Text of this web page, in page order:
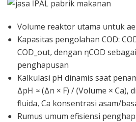
Volume reaktor utama untuk
Kapasitas pengolahan COD:
COD_out, dengan ηCOD
penghapusan
Kalkulasi pH dinamis saat
ΔpH ≈ (Δn × F) / (Volume × Ca),
fluida, Ca konsentrasi asam/
Rumus umum efisiensi